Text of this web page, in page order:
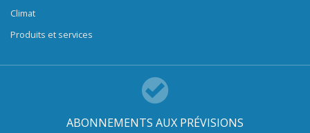
Climat
Produits et services
ABONNEMENTS AUX PRÉVISIONS